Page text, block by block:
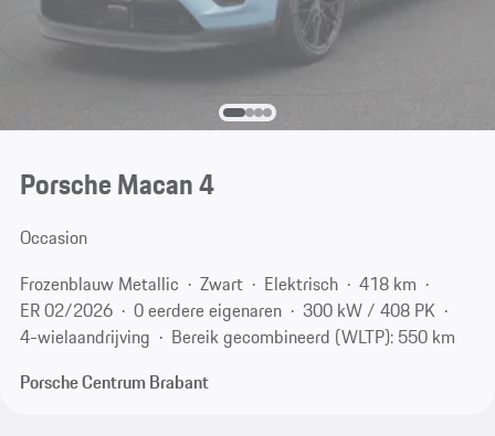
Porsche Macan 4
Occasion
Frozenblauw Metallic
Zwart Elektrisch
418 km
ER 02/2026
0 eerdere eigenaren
300 kW / 408 PK
4-wielaandrijving
Bereik gecombineerd (WLTP): 550 km
Porsche Centrum Brabant